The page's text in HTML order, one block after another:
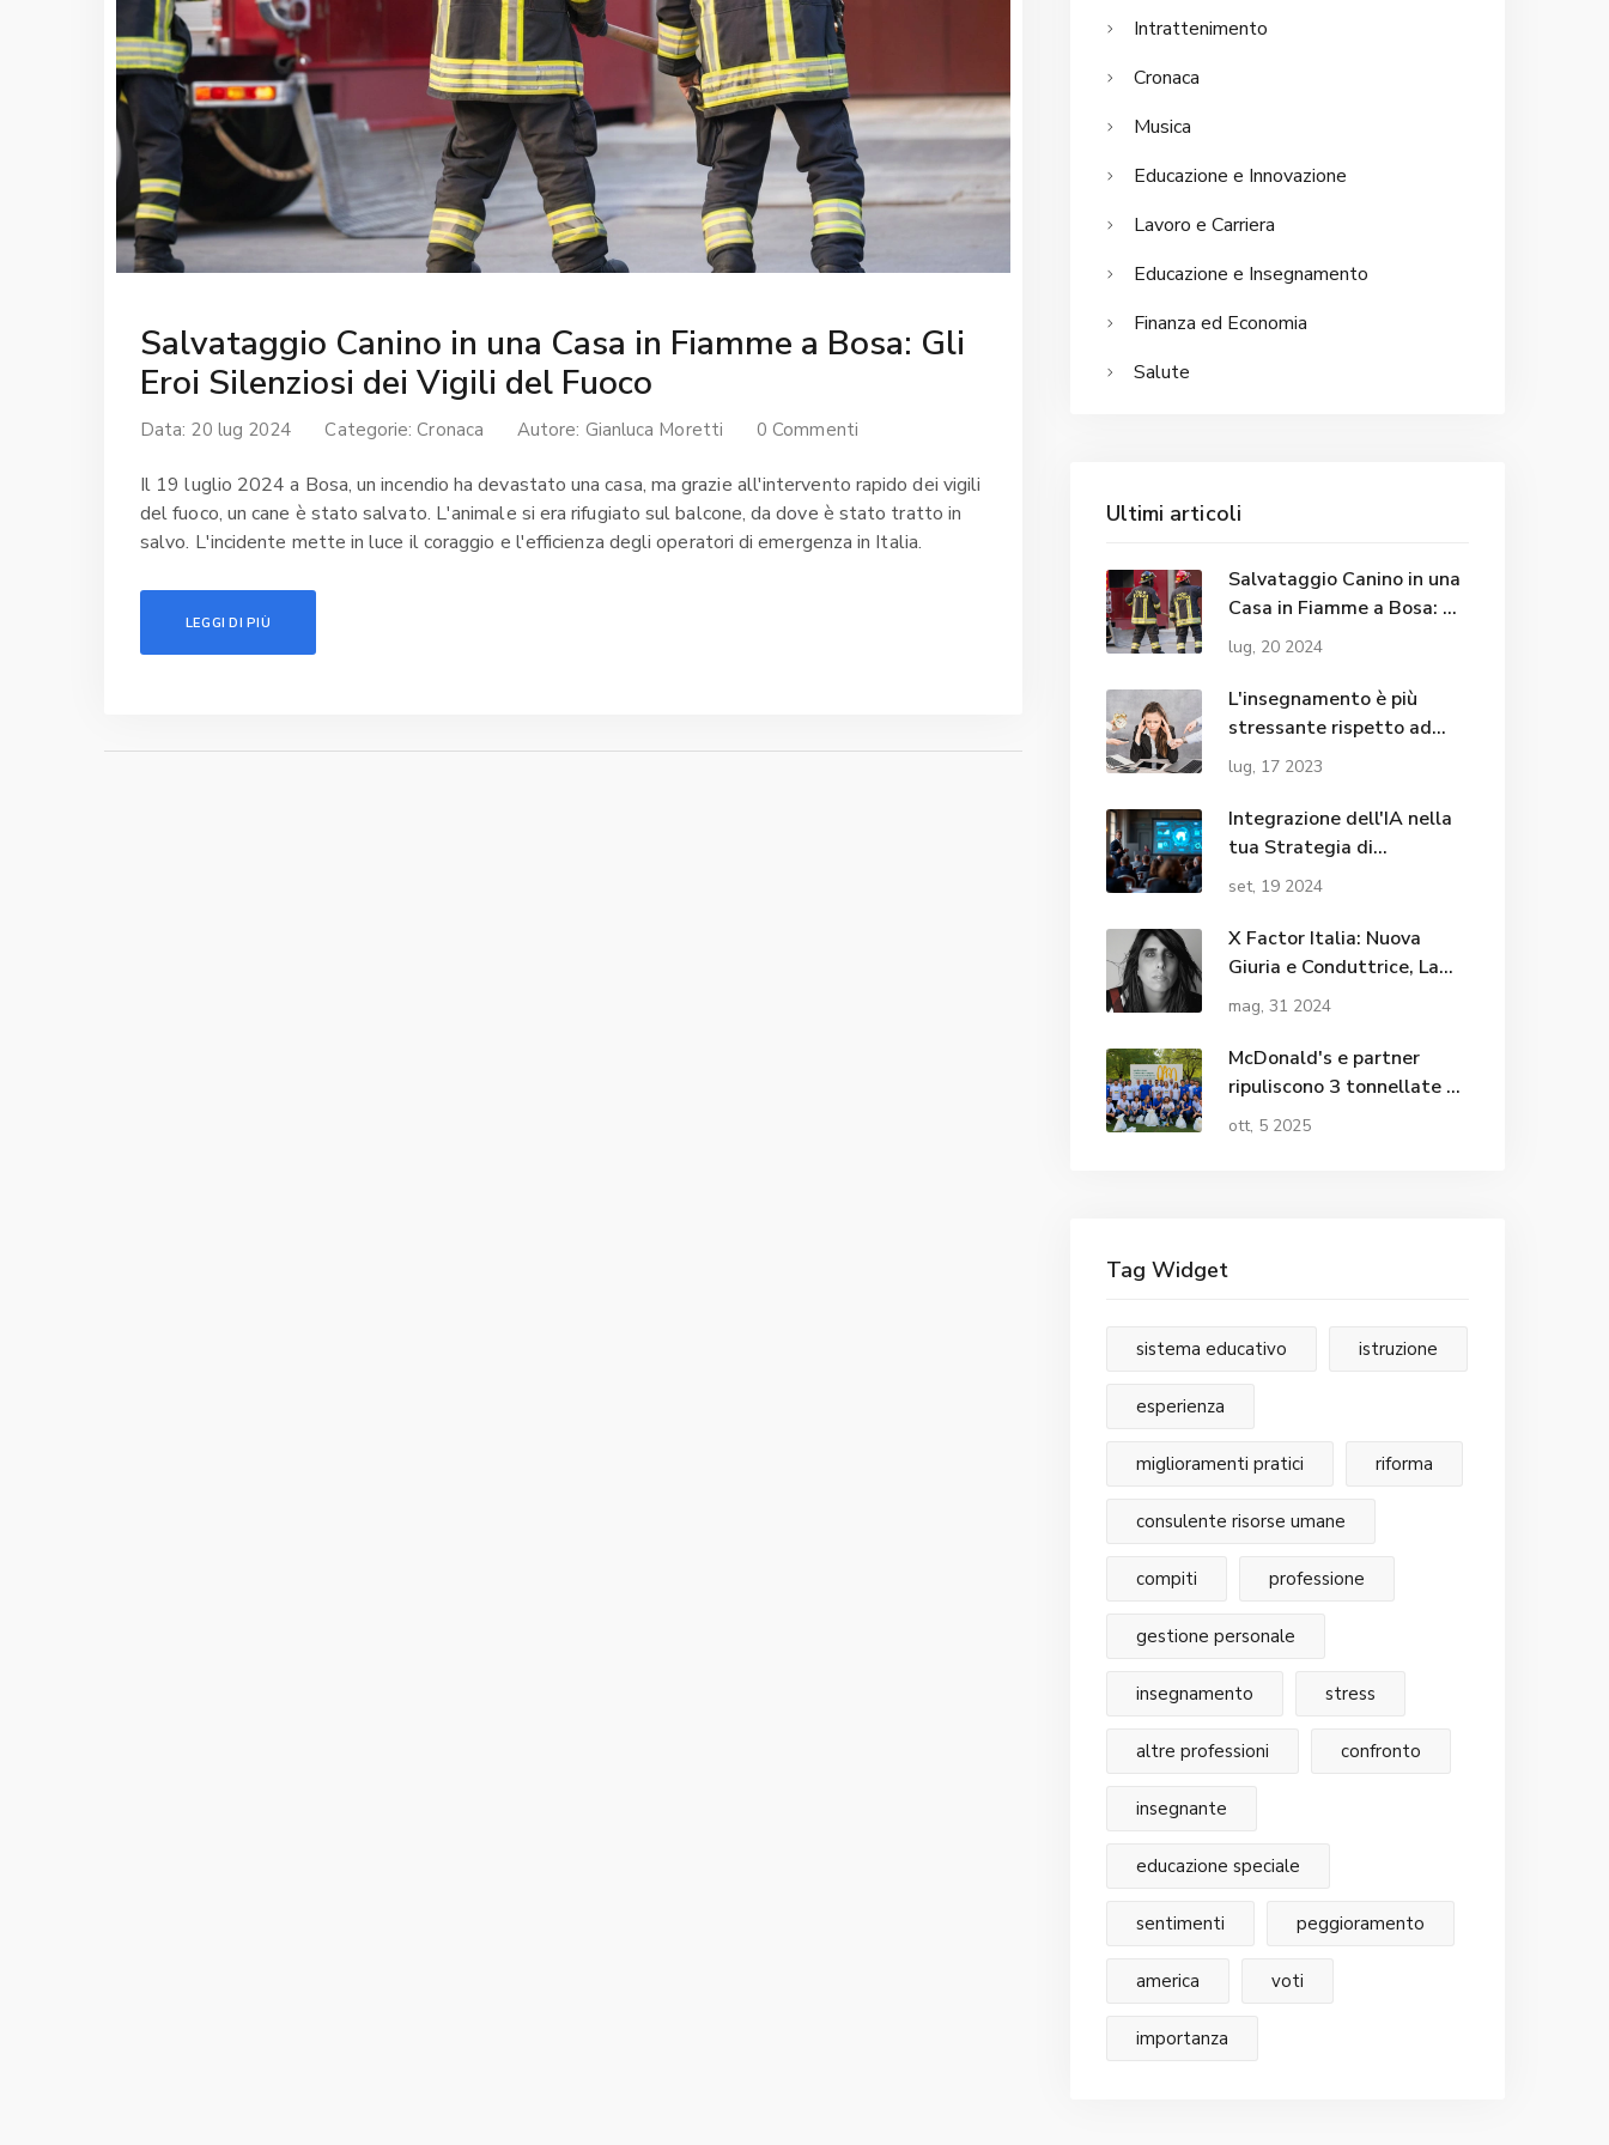
Salvataggio Canino in una Casa in Fiamme a Bosa: Gli
Eroi Silenziosi dei Vigili del Fuoco
Data: 20 lug 2024 Categorie:Cronaca Autore: Gianluca Moretti 0 Commenti
Il 19 luglio 2024 a Bosa, un incendio ha devastato una casa, ma grazie all'intervento rapido dei vigili
del fuoco, un cane è stato salvato. L'animale si era rifugiato sul balcone, da dove è stato tratto in
salvo. L'incidente mette in luce il coraggio e l'efficienza degli operatori di emergenza in Italia.
LEGGI DI PIÙ
Intrattenimento
Cronaca
Musica
Educazione e Innovazione
Lavoro e Carriera
Educazione e Insegnamento
Finanza ed Economia
Salute
Ultimi articoli
Salvataggio Canino in una
Casa in Fiamme a Bosa: Gli
Eroi Silenziosi dei Vigili del
Fuoco
lug, 20 2024
L'insegnamento è più
stressante rispetto ad
altre professioni/lavori?
lug, 17 2023
Integrazione dell'IA nella
tua Strategia di
Contenuti: 5 Consigli
set, 19 2024
X Factor Italia: Nuova
Giuria e Conduttrice, La
Rivoluzione di 'The Last
Dance'?
mag, 31 2024
McDonald's e partner
ripuliscono 3 tonnellate a
Roma, 150 volontari
ott, 5 2025
Tag Widget
sistema educativo istruzione
esperienza
miglioramenti pratici riforma
consulente risorse umane
compiti professione
gestione personale
insegnamento stress
altre professioni confronto
insegnante
educazione speciale
sentimenti peggioramento
america voti
importanza